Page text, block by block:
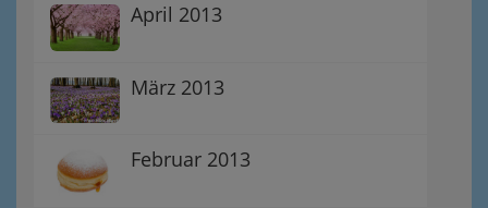
April 2013
März 2013
Februar 2013